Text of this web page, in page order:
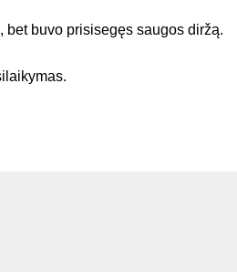
buvo prisisegęs saugos diržą.